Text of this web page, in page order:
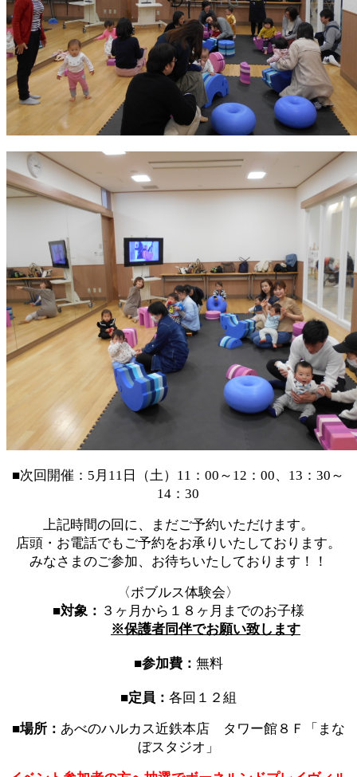
■次回開催：5月11日（土）11：00～12：00、13：30～
14：30
上記時間の回に、まだご予約いただけます。
店頭・お電話でもご予約をお承りいたしております。
みなさまのご参加、お待ちいたしております！！
〈ボブルス体験会〉
■対象： ３ヶ月から１８ヶ月までのお子様
※保護者同伴でお願い致します
■参加費： 無料
■定員： 各回１２組
■場所： あべのハルカス近鉄本店 タワー館８Ｆ「まな
ぼスタジオ」